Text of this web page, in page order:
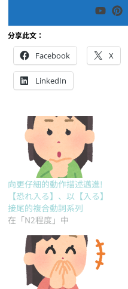
分享此文：
Facebook X
LinkedIn
向更仔細的動作描述邁進!
【恐れ入る】、以【入る】
接尾的複合動詞系列
在「N2程度」中